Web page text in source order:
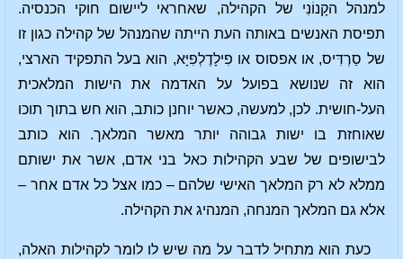
למנהל הקָנוֹנִי של הקהילה, שאחראי ליישום חוקי הכנסיה.
תפיסת האנשים באותה העת הייתה שהמנהל של קהילה כגון זו
של סַרְדִּיס, או אפסוס או פִילָדֶלְפִיָּא, הוא בעל התפקיד הארצי,
הוא זה שנושא בפועל על האדמה את הישות המלאכית
העל-חושית. לכן, למעשה, כאשר יוחנן כותב, הוא חש בתוך תוכו
שאוחזת בו ישות גבוהה יותר מאשר המלאך. הוא כותב
לבישופים של שבע הקהילות כאל בני אדם, אשר את ישותם
ממלא לא רק המלאך האישי שלהם – כמו אצל כל אדם אחר –
אלא גם המלאך המנחה, המנהיג את הקהילה.
כעת הוא מתחיל לדבר על מה שיש לו לומר לקהילות האלה,